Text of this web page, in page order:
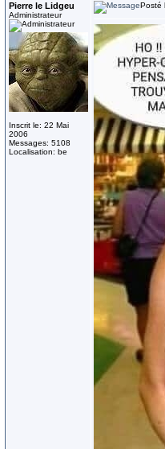
Pierre le Lidgeu
Administrateur
Inscrit le: 22 Mai
2006
Messages: 5108
Localisation: be
Posté